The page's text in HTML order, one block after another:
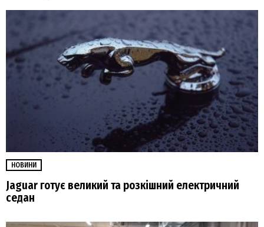
НОВИНИ
Jaguar готує великий та розкішний електричний
седан